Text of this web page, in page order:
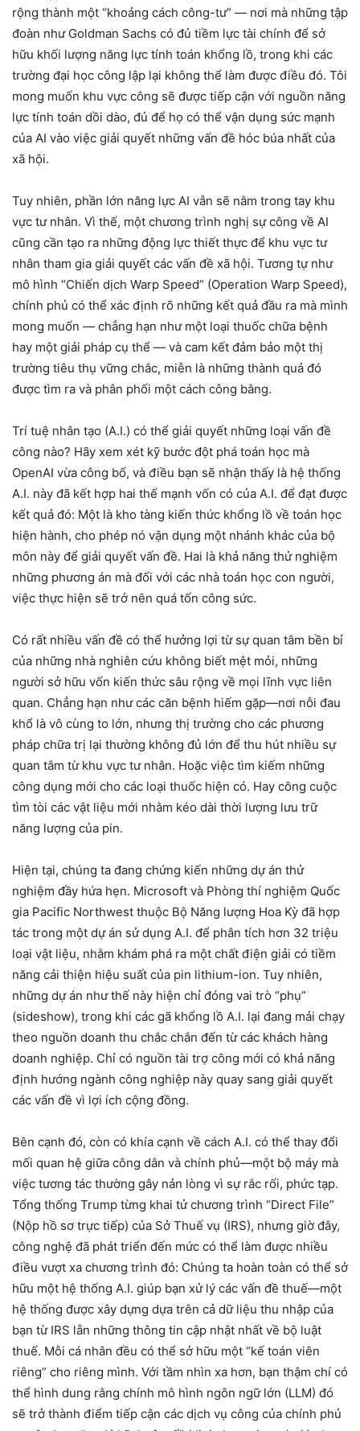
rộng thành một “khoảng cách công-tư” — nơi mà những tập
đoàn như Goldman Sachs có đủ tiềm lực tài chính để sở
hữu khối lượng năng lực tính toán khổng lồ, trong khi các
trường đại học công lập lại không thể làm được điều đó. Tôi
mong muốn khu vực công sẽ được tiếp cận với nguồn năng
lực tính toán dồi dào, đủ để họ có thể vận dụng sức mạnh
của AI vào việc giải quyết những vấn đề hóc búa nhất của
xã hội.
Tuy nhiên, phần lớn năng lực AI vẫn sẽ nằm trong tay khu
vực tư nhân. Vì thế, một chương trình nghị sự công về AI
cũng cần tạo ra những động lực thiết thực để khu vực tư
nhân tham gia giải quyết các vấn đề xã hội. Tương tự như
mô hình “Chiến dịch Warp Speed” (Operation Warp Speed),
chính phủ có thể xác định rõ những kết quả đầu ra mà mình
mong muốn — chẳng hạn như một loại thuốc chữa bệnh
hay một giải pháp cụ thể — và cam kết đảm bảo một thị
trường tiêu thụ vững chắc, miễn là những thành quả đó
được tìm ra và phân phối một cách công bằng.
Trí tuệ nhân tạo (A.I.) có thể giải quyết những loại vấn đề
công nào? Hãy xem xét kỹ bước đột phá toán học mà
OpenAI vừa công bố, và điều bạn sẽ nhận thấy là hệ thống
A.I. này đã kết hợp hai thế mạnh vốn có của A.I. để đạt được
kết quả đó: Một là kho tàng kiến ​​thức khổng lồ về toán học
hiện hành, cho phép nó vận dụng một nhánh khác của bộ
môn này để giải quyết vấn đề. Hai là khả năng thử nghiệm
những phương án mà đối với các nhà toán học con người,
việc thực hiện sẽ trở nên quá tốn công sức.
Có rất nhiều vấn đề có thể hưởng lợi từ sự quan tâm bền bỉ
của những nhà nghiên cứu không biết mệt mỏi, những
người sở hữu vốn kiến ​​thức sâu rộng về mọi lĩnh vực liên
quan. Chẳng hạn như các căn bệnh hiếm gặp—nơi nỗi đau
khổ là vô cùng to lớn, nhưng thị trường cho các phương
pháp chữa trị lại thường không đủ lớn để thu hút nhiều sự
quan tâm từ khu vực tư nhân. Hoặc việc tìm kiếm những
công dụng mới cho các loại thuốc hiện có. Hay công cuộc
tìm tòi các vật liệu mới nhằm kéo dài thời lượng lưu trữ
năng lượng của pin.
Hiện tại, chúng ta đang chứng kiến ​​những dự án thử
nghiệm đầy hứa hẹn. Microsoft và Phòng thí nghiệm Quốc
gia Pacific Northwest thuộc Bộ Năng lượng Hoa Kỳ đã hợp
tác trong một dự án sử dụng A.I. để phân tích hơn 32 triệu
loại vật liệu, nhằm khám phá ra một chất điện giải có tiềm
năng cải thiện hiệu suất của pin lithium-ion. Tuy nhiên,
những dự án như thế này hiện chỉ đóng vai trò “phụ”
(sideshow), trong khi các gã khổng lồ A.I. lại đang mải chạy
theo nguồn doanh thu chắc chắn đến từ các khách hàng
doanh nghiệp. Chỉ có nguồn tài trợ công mới có khả năng
định hướng ngành công nghiệp này quay sang giải quyết
các vấn đề vì lợi ích cộng đồng.
Bên cạnh đó, còn có khía cạnh về cách A.I. có thể thay đổi
mối quan hệ giữa công dân và chính phủ—một bộ máy mà
việc tương tác thường gây nản lòng vì sự rắc rối, phức tạp.
Tổng thống Trump từng khai tử chương trình “Direct File”
(Nộp hồ sơ trực tiếp) của Sở Thuế vụ (IRS), nhưng giờ đây,
công nghệ đã phát triển đến mức có thể làm được nhiều
điều vượt xa chương trình đó: Chúng ta hoàn toàn có thể sở
hữu một hệ thống A.I. giúp bạn xử lý các vấn đề thuế—một
hệ thống được xây dựng dựa trên cả dữ liệu thu nhập của
bạn từ IRS lẫn những thông tin cập nhật nhất về bộ luật
thuế. Mỗi cá nhân đều có thể sở hữu một “kế toán viên
riêng” cho riêng mình. Với tầm nhìn xa hơn, bạn thậm chí có
thể hình dung rằng chính mô hình ngôn ngữ lớn (LLM) đó
sẽ trở thành điểm tiếp cận các dịch vụ công của chính phủ